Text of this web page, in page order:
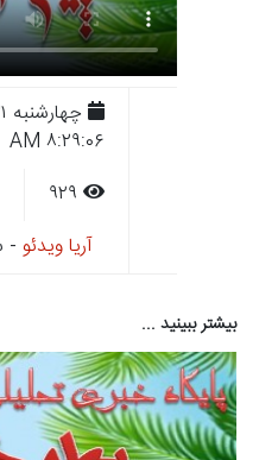
۸:۲۹:۰۶ AM
آریا ویدئو -
بیشتر ببینید ...